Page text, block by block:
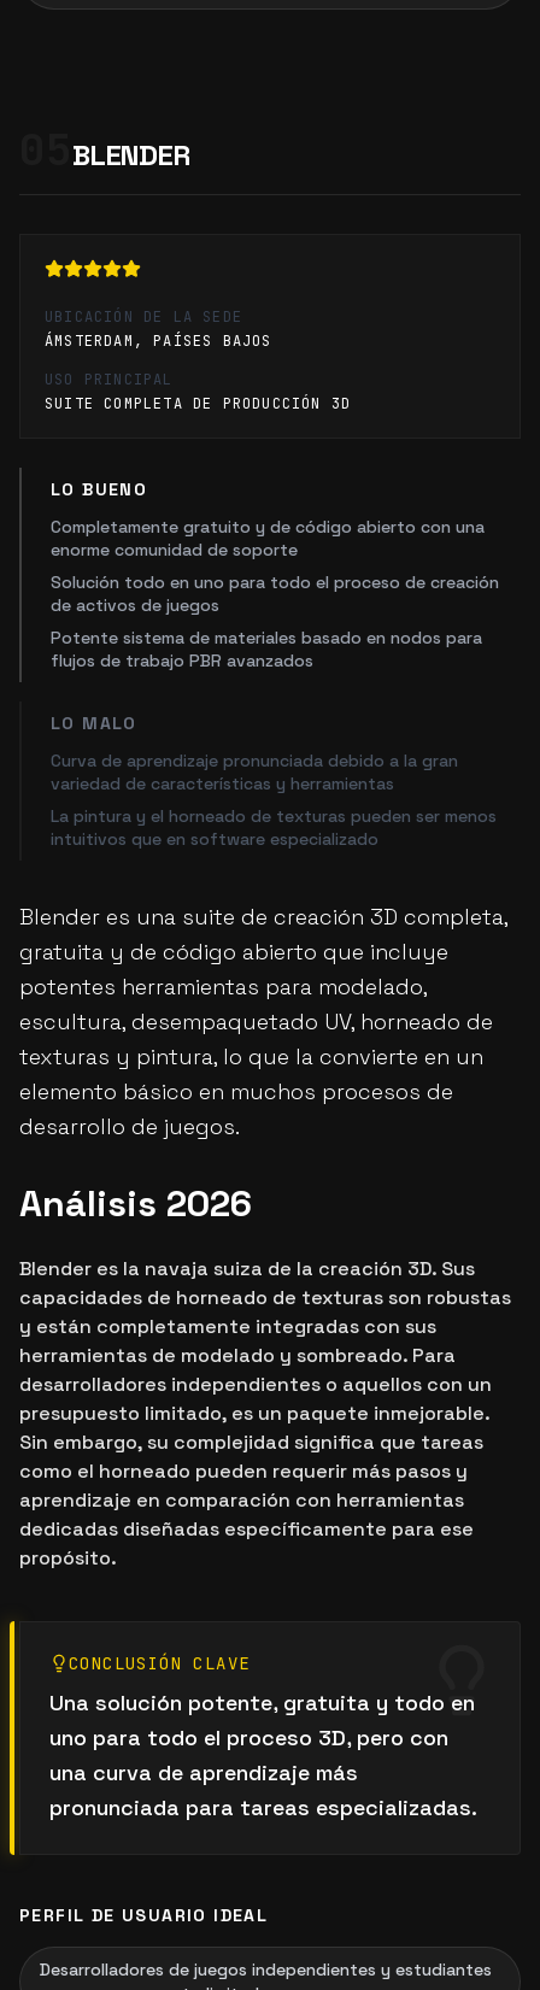
BLENDER
UBICACIÓN DE LA SEDE
ÁMSTERDAM, PAÍSES BAJOS
USO PRINCIPAL
SUITE COMPLETA DE PRODUCCIÓN 3D
LO BUENO
Completamente gratuito y de código abierto con una
enorme comunidad de soporte
Solución todo en uno para todo el proceso de creación
de activos de juegos
Potente sistema de materiales basado en nodos para
flujos de trabajo PBR avanzados
LO MALO
Curva de aprendizaje pronunciada debido a la gran
variedad de características y herramientas
La pintura y el horneado de texturas pueden ser menos
intuitivos que en software especializado
Blender es una suite de creación 3D completa,
gratuita y de código abierto que incluye
potentes herramientas para modelado,
escultura, desempaquetado UV, horneado de
texturas y pintura, lo que la convierte en un
elemento básico en muchos procesos de
desarrollo de juegos.
Análisis 2026
Blender es la navaja suiza de la creación 3D. Sus
capacidades de horneado de texturas son robustas
y están completamente integradas con sus
herramientas de modelado y sombreado. Para
desarrolladores independientes o aquellos con un
presupuesto limitado, es un paquete inmejorable.
Sin embargo, su complejidad significa que tareas
como el horneado pueden requerir más pasos y
aprendizaje en comparación con herramientas
dedicadas diseñadas específicamente para ese
propósito.
CONCLUSIÓN CLAVE
Una solución potente, gratuita y todo en
uno para todo el proceso 3D, pero con
una curva de aprendizaje más
pronunciada para tareas especializadas.
PERFIL DE USUARIO IDEAL
Desarrolladores de juegos independientes y estudiantes